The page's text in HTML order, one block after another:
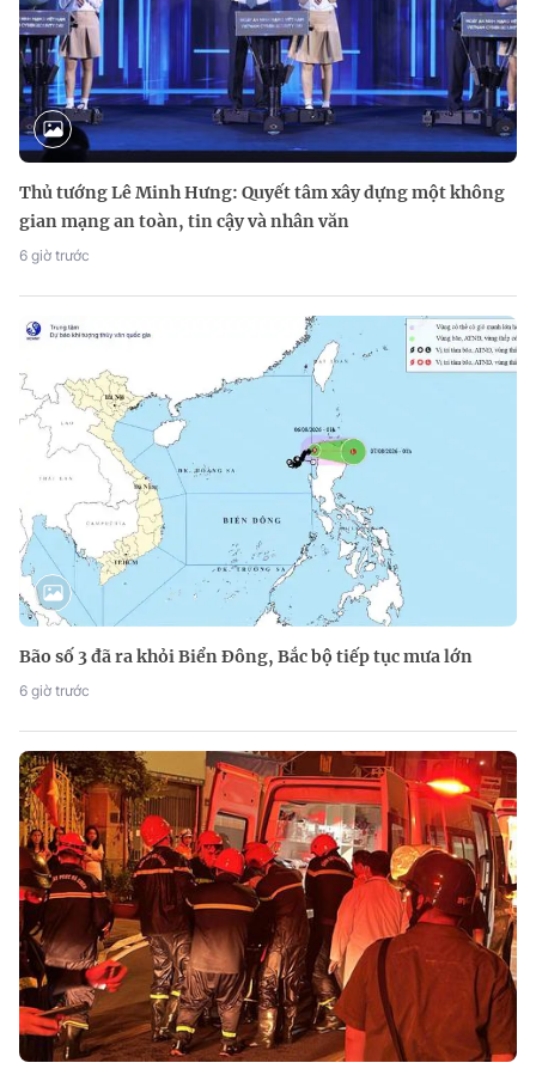
Thủ tướng Lê Minh Hưng: Quyết tâm xây dựng một không
gian mạng an toàn, tin cậy và nhân văn
6 giờ trước
Bão số 3 đã ra khỏi Biển Đông, Bắc bộ tiếp tục mưa lớn
6 giờ trước